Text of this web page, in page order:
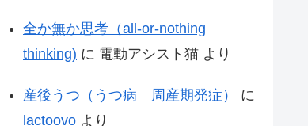
全か無か思考（all-or-nothing
thinking) に 電動アシスト猫 より
産後うつ（うつ病 周産期発症）
に
lactoovo より